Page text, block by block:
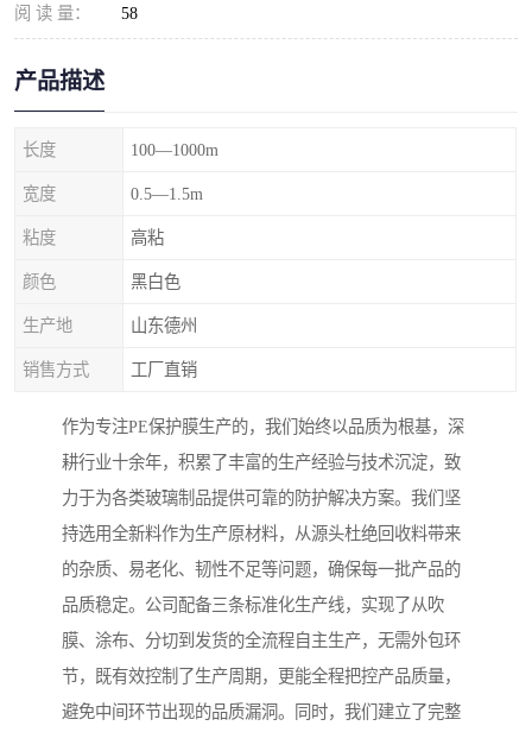
阅 读 量： 58
产品描述
长度 100—1000m
宽度 0.5—1.5m
粘度 高粘
颜色 黑白色
生产地 山东德州
销售方式 工厂直销
作为专注PE保护膜生产的，我们始终以品质为根基，深
耕行业十余年，积累了丰富的生产经验与技术沉淀，致
力于为各类玻璃制品提供可靠的防护解决方案。我们坚
持选用全新料作为生产原材料，从源头杜绝回收料带来
的杂质、易老化、韧性不足等问题，确保每一批产品的
品质稳定。公司配备三条标准化生产线，实现了从吹
膜、涂布、分切到发货的全流程自主生产，无需外包环
节，既有效控制了生产周期，更能全程把控产品质量，
避免中间环节出现的品质漏洞。同时，我们建立了完整